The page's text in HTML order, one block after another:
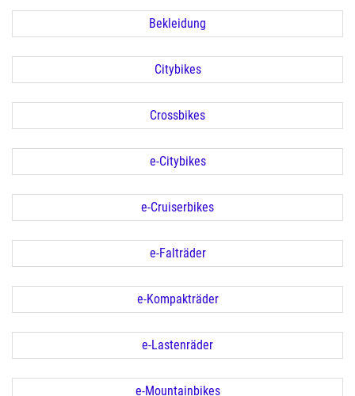
Bekleidung
Citybikes
Crossbikes
e-Citybikes
e-Cruiserbikes
e-Falträder
e-Kompakträder
e-Lastenräder
e-Mountainbikes